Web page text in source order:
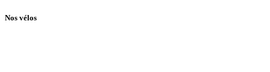
Nos vélos